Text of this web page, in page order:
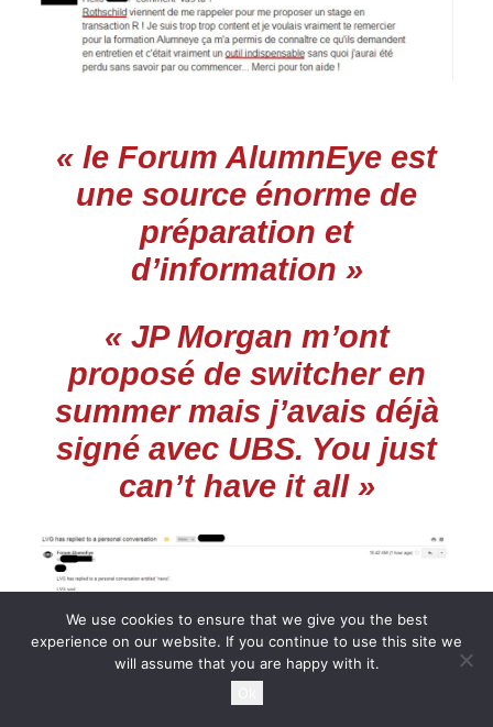
« le Forum AlumnEye est
une source énorme de
préparation et
d’information »
« JP Morgan m’ont
proposé de switcher en
summer mais j’avais déjà
signé avec UBS. You just
can’t have it all »
« j’ai vraiment été très
We use cookies to ensure that we give you the best
experience on our website. If you continue to use this site we
will assume that you are happy with it.